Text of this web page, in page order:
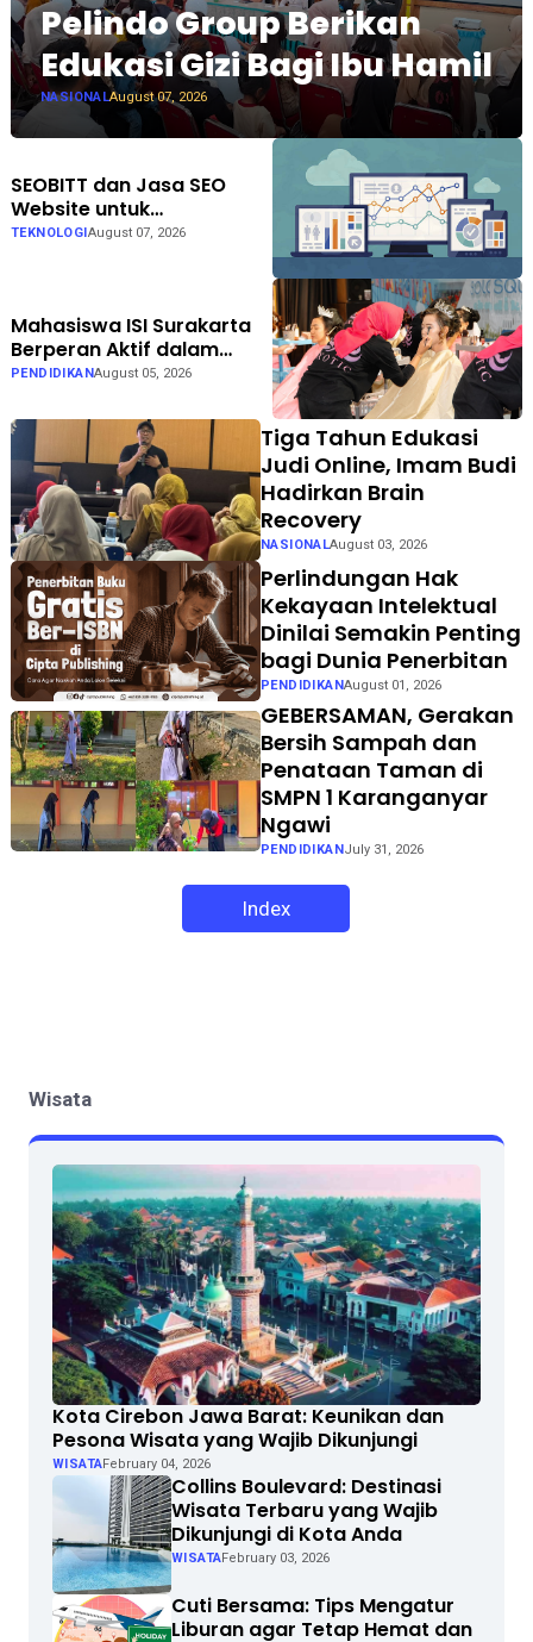
Pelindo Group Berikan
Edukasi Gizi Bagi Ibu Hamil
NASIONALAugust 07, 2026
SEOBITT dan Jasa SEO
Website untuk
Meningkatkan Trafik
TEKNOLOGIAugust 07, 2026
Mahasiswa ISI Surakarta
Berperan Aktif dalam
Persiapan hingga
LKP EXOTIC di Solo Square
PENDIDIKANAugust 05, 2026
Tiga Tahun Edukasi
Judi Online, Imam Budi
Hadirkan Brain
Recovery
NASIONALAugust 03, 2026
Perlindungan Hak
Kekayaan Intelektual
Dinilai Semakin Penting
bagi Dunia Penerbitan
PENDIDIKANAugust 01, 2026
GEBERSAMAN, Gerakan
Bersih Sampah dan
Penataan Taman di
SMPN 1 Karanganyar
Ngawi
PENDIDIKANJuly 31, 2026
Index
Wisata
Kota Cirebon Jawa Barat: Keunikan dan
Pesona Wisata yang Wajib Dikunjungi
WISATAFebruary 04, 2026
Collins Boulevard: Destinasi
Wisata Terbaru yang Wajib
Dikunjungi di Kota Anda
WISATAFebruary 03, 2026
Cuti Bersama: Tips Mengatur
Liburan agar Tetap Hemat dan